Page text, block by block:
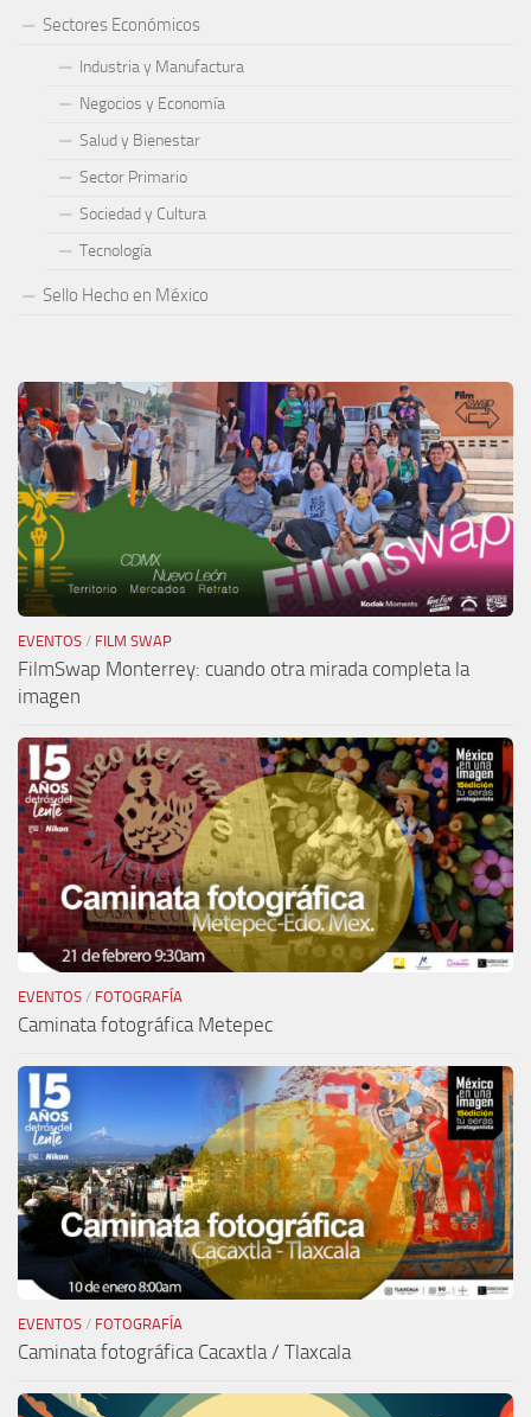
Sectores Económicos
Industria y Manufactura
Negocios y Economía
Salud y Bienestar
Sector Primario
Sociedad y Cultura
Tecnología
Sello Hecho en México
EVENTOS / FILM SWAP
FilmSwap Monterrey: cuando otra mirada completa la
imagen
EVENTOS / FOTOGRAFÍA
Caminata fotográfica Metepec
EVENTOS / FOTOGRAFÍA
Caminata fotográfica Cacaxtla / Tlaxcala